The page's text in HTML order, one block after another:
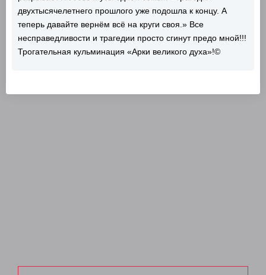
двухтысячелетнего прошлого уже подошла к концу. А
теперь давайте вернём всё на круги своя.» Все
несправедливости и трагедии просто сгинут предо мной!!!
Трогательная кульминация «Арки великого духа»!©